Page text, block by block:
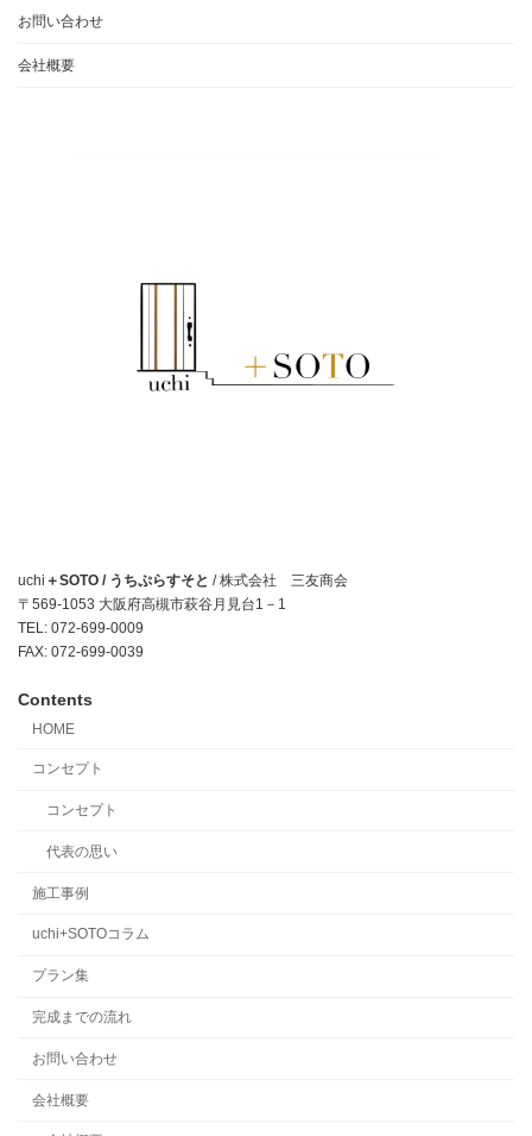
お問い合わせ
会社概要
uchi ＋SOTO / うちぷらすそと / 株式会社 三友商会
〒569-1053 大阪府高槻市萩谷月見台1－1
TEL: 072-699-0009
FAX: 072-699-0039
Contents
HOME
コンセプト
コンセプト
代表の思い
施工事例
uchi+SOTOコラム
プラン集
完成までの流れ
お問い合わせ
会社概要